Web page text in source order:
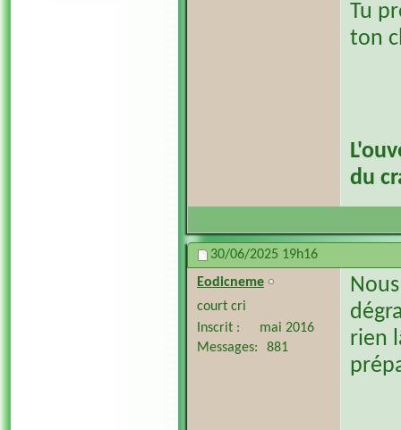
Tu
ton
du
30/06/2025 19h16
Eodicneme
court cri
Inscrit
mai 2016
Messages
881
rien